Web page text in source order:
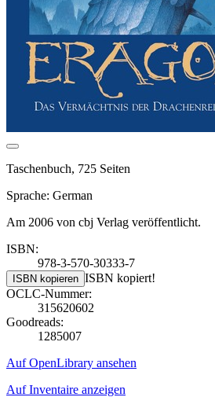
Taschenbuch, 725 Seiten
Sprache: German
Am 2006 von cbj Verlag veröffentlicht.
ISBN:
978-3-570-30333-7
ISBN kopieren ISBN kopiert!
OCLC-Nummer:
315620602
Goodreads:
1285007
Auf OpenLibrary ansehen
Auf Inventaire anzeigen